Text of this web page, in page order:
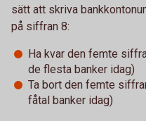
sätt att skriva
på siffran 8:
Ha kvar den femte
de flesta banker idag)
Ta bort den femte
fåtal banker idag)